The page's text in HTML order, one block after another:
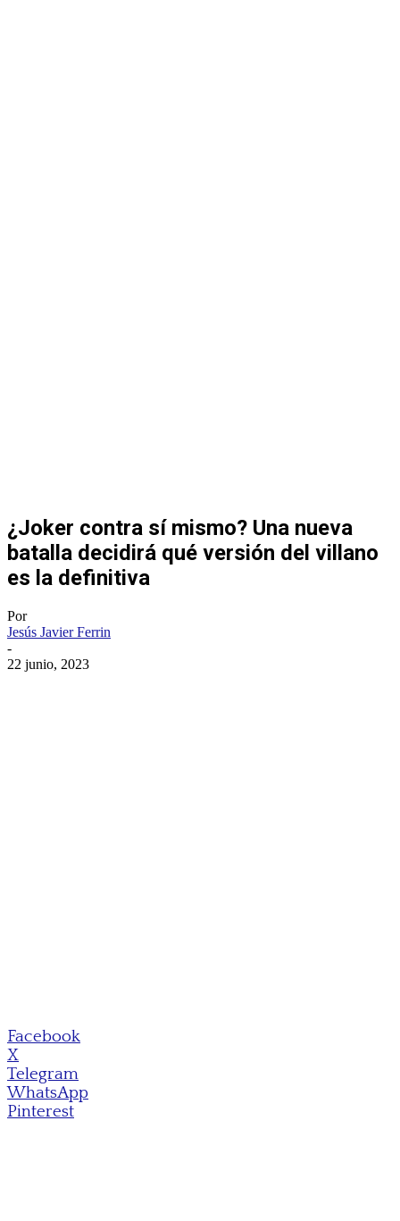
¿Joker contra sí mismo? Una nueva
batalla decidirá qué versión del villano
es la definitiva
Por
Jesús Javier Ferrin
-
22 junio, 2023
Facebook
X
Telegram
WhatsApp
Pinterest